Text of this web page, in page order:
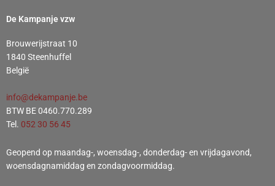
De Kampanje vzw
Brouwerijstraat 10
1840 Steenhuffel
België
info@dekampanje.be
BTW BE 0460.770.289
Tel. 052 30 56 45
Geopend op maandag-, woensdag-, donderdag- en vrijdagavond,
woensdagnamiddag en zondagvoormiddag.